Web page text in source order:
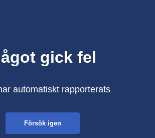
gick fel
automatiskt rapporterats
Försök igen